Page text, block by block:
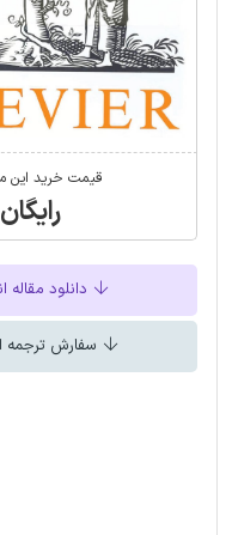
قیمت خرید
رایگان
دانلود مقاله
سفارش ترجمه